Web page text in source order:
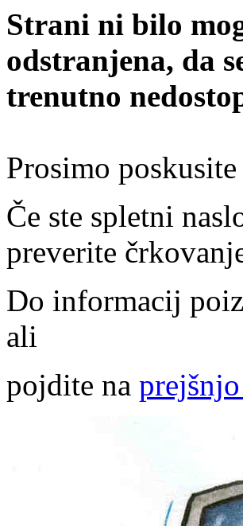
Strani ni bilo
odstranjena, da
trenutno
Prosimo
Če ste spletni
preverite
Do informacij
ali
pojdite na